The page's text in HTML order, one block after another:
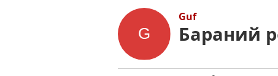
Guf
Бараний